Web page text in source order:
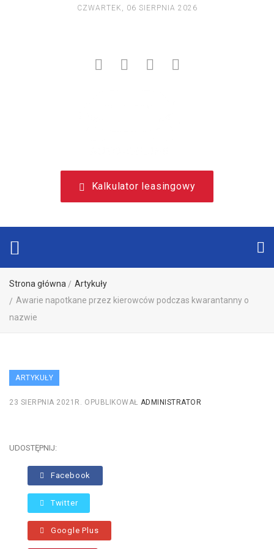
CZWARTEK, 06 SIERPNIA 2026
Kalkulator leasingowy
Strona główna
Artykuły
Awarie napotkane przez kierowców podczas kwarantanny o
nazwie
ARTYKUŁY
23 SIERPNIA 2021R. OPUBLIKOWAŁ ADMINISTRATOR
UDOSTĘPNIJ:
Facebook
Twitter
Google Plus